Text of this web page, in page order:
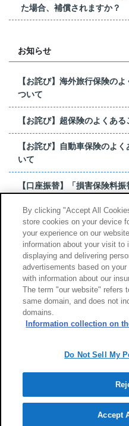
た場合、補償されますか？
お知らせ
【お詫び】海外旅行保険の
ついて
【お詫び】超保険のよくあ
【お詫び】自動車保険のよ
いて
【口座振替】「損害保険料
【お詫び】超保険のよくあ
も
サイトのご利用に
Copyright (c) Tokio Marine
By clicking "Accept All
store cookies on your device
your experience on our
information about your visit to
displaying and delivering
advertisements based on
with information about our
The term "our website" refers
same domain, and does not
domains.
Information collection on
Do Not Sell My
Accept